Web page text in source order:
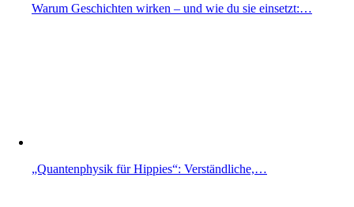
Warum Geschichten wirken – und wie du sie einsetzt:…
„Quantenphysik für Hippies“: Verständliche,…